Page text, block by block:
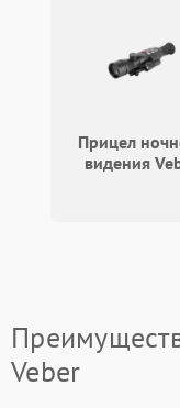
Прицел
видения
Veber